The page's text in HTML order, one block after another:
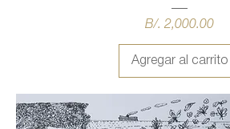
Precio
B/. 2,000.00
Agregar al carrito